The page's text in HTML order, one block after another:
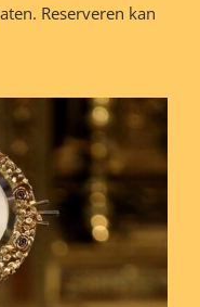
Reserveren kan